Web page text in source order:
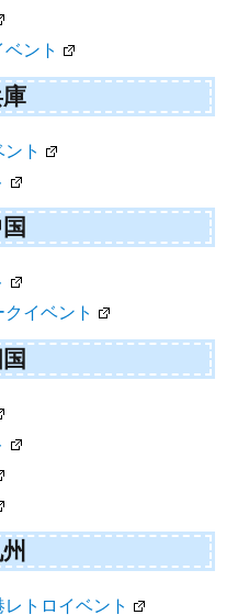
ント
ト
イベント
トロイベント